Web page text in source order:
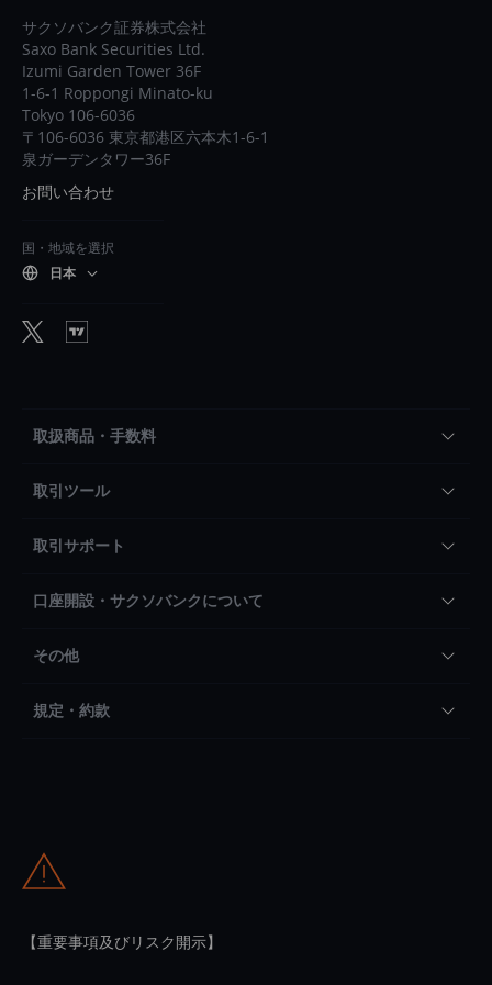
サクソバンク証券株式会社
Saxo Bank Securities Ltd.
Izumi Garden Tower 36F
1-6-1 Roppongi Minato-ku
Tokyo 106-6036
〒106-6036 東京都港区六本木1-6-1
泉ガーデンタワー36F
お問い合わせ
国・地域を選択
日本
取扱商品・手数料
取引ツール
取引サポート
口座開設・サクソバンクについて
その他
規定・約款
【重要事項及びリスク開示】